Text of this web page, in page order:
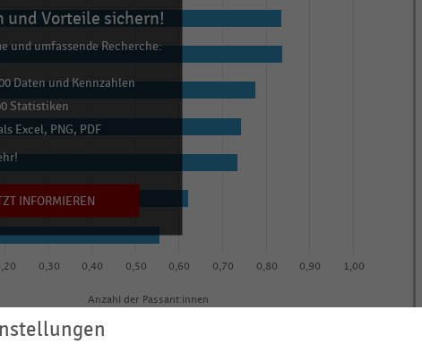
Anzahl der Passant:innen
0,30 0,40 0,50 0,60 0,70 0,80 0,90 1,00
und Vorteile sichern!
und umfassende Recherche:
Daten und Kennzahlen
Statistiken
Excel, PNG, PDF
INFORMIEREN